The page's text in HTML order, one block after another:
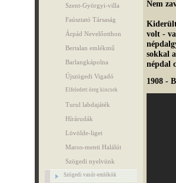
Szent-Györgyi-villa
Faúsztató Társaság
Árpád Nevelőotthon
Bertalan emlékmű
Barlangkápolna
Újszögedi Vigadó
Elfeledett öreg kincsek
Turul labdajáték
Hírárudák
Lövölde-liget
Maros-menti Halálút
Szögedi nyelvünk
Szögedi vasút-emlékök
Nem
volt -
sokkal
népdal
1908 -